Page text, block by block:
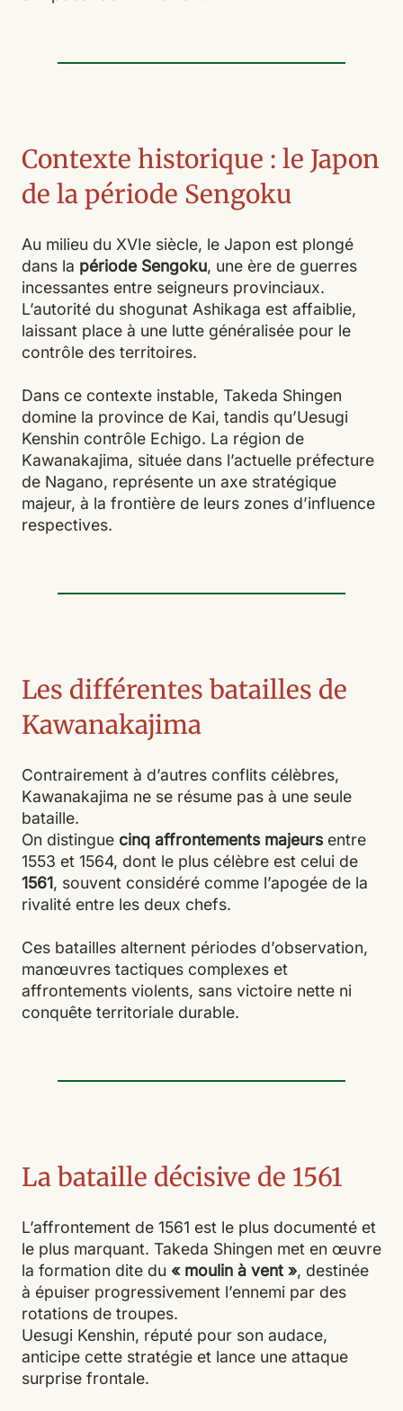
Contexte historique : le Japon
de la période Sengoku
Au milieu du XVIe siècle, le Japon est plongé
dans la période Sengoku, une ère de guerres
incessantes entre seigneurs provinciaux.
L’autorité du shogunat Ashikaga est affaiblie,
laissant place à une lutte généralisée pour le
contrôle des territoires.
Dans ce contexte instable, Takeda Shingen
domine la province de Kai, tandis qu’Uesugi
Kenshin contrôle Echigo. La région de
Kawanakajima, située dans l’actuelle préfecture
de Nagano, représente un axe stratégique
majeur, à la frontière de leurs zones d’influence
respectives.
Les différentes batailles de
Kawanakajima
Contrairement à d’autres conflits célèbres,
Kawanakajima ne se résume pas à une seule
bataille.
On distingue cinq affrontements majeurs entre
1553 et 1564, dont le plus célèbre est celui de
1561, souvent considéré comme l’apogée de la
rivalité entre les deux chefs.
Ces batailles alternent périodes d’observation,
manœuvres tactiques complexes et
affrontements violents, sans victoire nette ni
conquête territoriale durable.
La bataille décisive de 1561
L’affrontement de 1561 est le plus documenté et
le plus marquant. Takeda Shingen met en œuvre
la formation dite du « moulin à vent », destinée
à épuiser progressivement l’ennemi par des
rotations de troupes.
Uesugi Kenshin, réputé pour son audace,
anticipe cette stratégie et lance une attaque
surprise frontale.